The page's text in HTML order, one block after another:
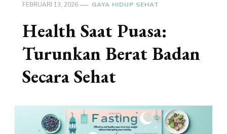
FEBRUARI 13, 2026 GAYA HIDUP SEHAT
Health Saat Puasa:
Turunkan Berat Badan
Secara Sehat